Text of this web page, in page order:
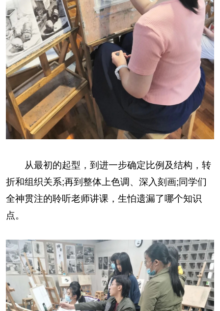
从最初的起型，到进一步确定比例及结构，转
折和组织关系;再到整体上色调、深入刻画;同学们
全神贯注的聆听老师讲课，生怕遗漏了哪个知识
点。